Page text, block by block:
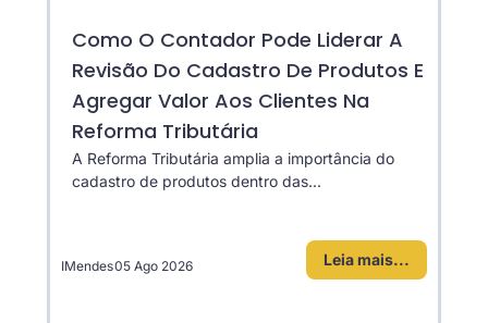
Como O Contador Pode Liderar A
Revisão Do Cadastro De Produtos E
Agregar Valor Aos Clientes Na
Reforma Tributária
A Reforma Tributária amplia a importância do
cadastro de produtos dentro das...
Leia mais...
IMendes05 Ago 2026